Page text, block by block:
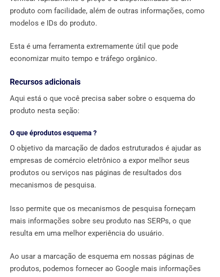
produto com facilidade, além de outras informações, como
modelos e IDs do produto.
Esta é uma ferramenta extremamente útil que pode
economizar muito tempo e tráfego orgânico.
Recursos adicionais
Aqui está o que você precisa saber sobre o esquema do
produto nesta seção:
O que éprodutos esquema ?
O objetivo da marcação de dados estruturados é ajudar as
empresas de comércio eletrônico a expor melhor seus
produtos ou serviços nas páginas de resultados dos
mecanismos de pesquisa.
Isso permite que os mecanismos de pesquisa forneçam
mais informações sobre seu produto nas SERPs, o que
resulta em uma melhor experiência do usuário.
Ao usar a marcação de esquema em nossas páginas de
produtos, podemos fornecer ao Google mais informações